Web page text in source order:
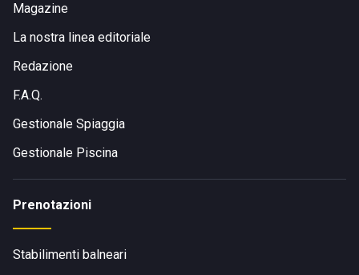
Magazine
La nostra linea editoriale
Redazione
F.A.Q.
Gestionale Spiaggia
Gestionale Piscina
Prenotazioni
Stabilimenti balneari